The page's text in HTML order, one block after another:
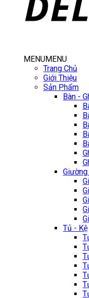
MENUMENU
Trang Chủ
Giới Thiệu
Sản Phẩm
Bàn -
Giường
Tủ - Kệ